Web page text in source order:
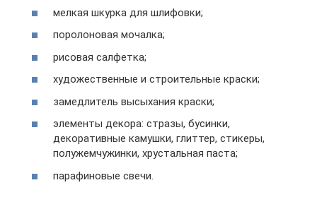
мелкая шкурка для шлифовки;
поролоновая мочалка;
рисовая салфетка;
художественные и строительные краски;
замедлитель высыхания краски;
элементы декора: стразы, бусинки,
декоративные камушки, глиттер, стикеры,
полужемчужинки, хрустальная паста;
парафиновые свечи.